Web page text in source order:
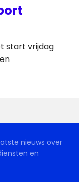
start vrijdag
nieuws over
en